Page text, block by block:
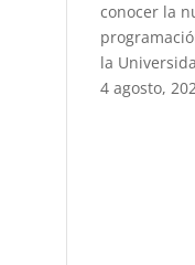
conocer la
la
4 agosto,